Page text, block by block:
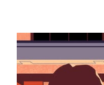
தேர்ந்தெடுக்கவும்.
மூட
எஸ்கேப்